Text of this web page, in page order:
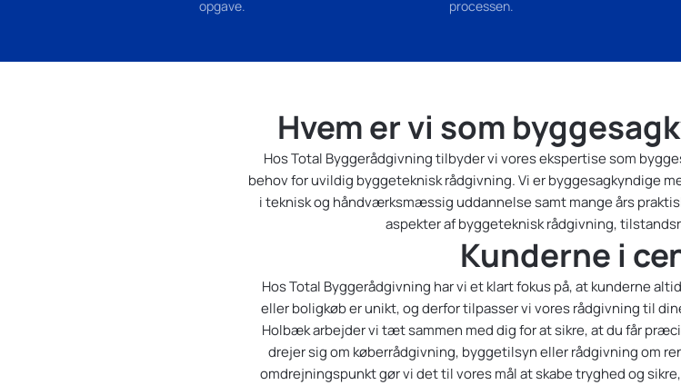
opgave.
processen.
Hvem er vi som
Hos Total Byggerådgivning tilbyder vi vores ekspertise som
behov for uvildig byggeteknisk rådgivning. Vi er byggesagkyndige
i teknisk og håndværksmæssig uddannelse samt mange års
aspekter af byggeteknisk rådgivning,
Kunderne i
Hos Total Byggerådgivning har vi et klart fokus på, at kunderne
eller boligkøb er unikt, og derfor tilpasser vi vores rådgivning til
Holbæk arbejder vi tæt sammen med dig for at sikre, at du får
drejer sig om køberrådgivning, byggetilsyn eller rådgivning om
omdrejningspunkt gør vi det til vores mål at skabe tryghed og